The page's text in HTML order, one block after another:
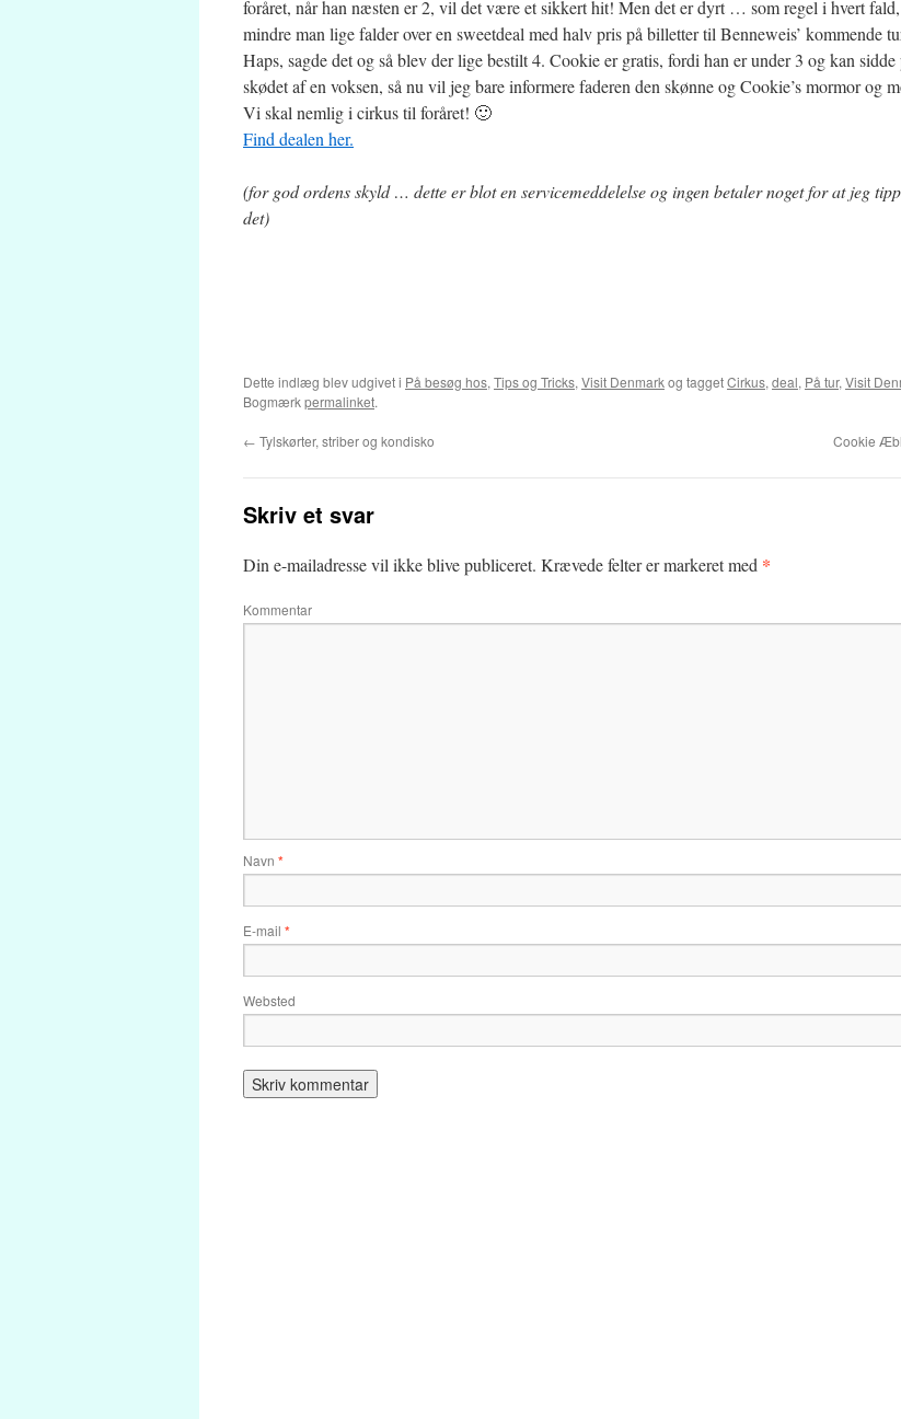
foråret, når han næsten er 2, vil det være et sikkert hit! Men det er dyrt … som regel i hvert
mindre man lige falder over en sweetdeal med halv pris på billetter til Benneweis’ kommende
Haps, sagde det og så blev der lige bestilt 4. Cookie er gratis, fordi han er under 3 og kan sidde
skødet af en voksen, så nu vil jeg bare informere faderen den skønne og Cookie’s mormor og
Vi skal nemlig i cirkus til foråret! 🙂
Find dealen her.
(for god ordens skyld … dette er blot en servicemeddelelse og ingen betaler noget for at jeg
det)
Dette indlæg blev udgivet i På besøg hos, Tips og Tricks, Visit Denmarkog taggetCirkus, deal, På tur, Visit
Bogmærkpermalinket.
← Tylskørter, striber og kondisko Cookie
Skriv et svar
Din e-mailadresse vil ikke blive publiceret. Krævede felter er markeret med *
Kommentar
Navn *
E-mail *
Websted